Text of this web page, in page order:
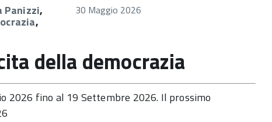
Panizzi,
,
30 Maggio 2026
della democrazia
2026 fino al 19 Settembre 2026. Il prossimo